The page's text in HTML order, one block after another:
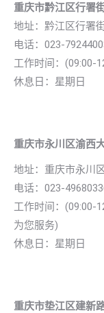
重庆市黔江区行署
地址： 黔江区行署
电话：023-
工作时间：(09:00-
休息日：星期日
重庆市永川区渝西
地址： 重庆市永川
电话：023-
工作时间：(09:00-
为您服务)
休息日：星期日
重庆市垫江区建新